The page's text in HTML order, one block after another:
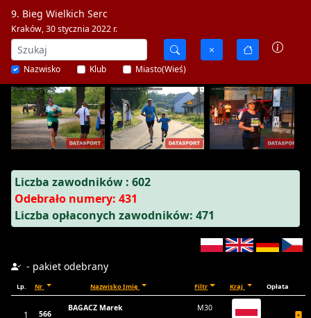
9. Bieg Wielkich Serc
Kraków, 30 stycznia 2022 r.
Nazwisko Klub Miasto(Wieś)
Liczba zawodników : 602
Odebrało numery: 431
Liczba opłaconych zawodników: 471
- pakiet odebrany
Lp. Nr Nazwisko Imię Filtr Kraj Opłata
1 566
BAGACZ Marek
M30